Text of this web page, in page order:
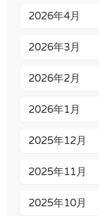
2026年4月
2026年3月
2026年2月
2026年1月
2025年12月
2025年11月
2025年10月